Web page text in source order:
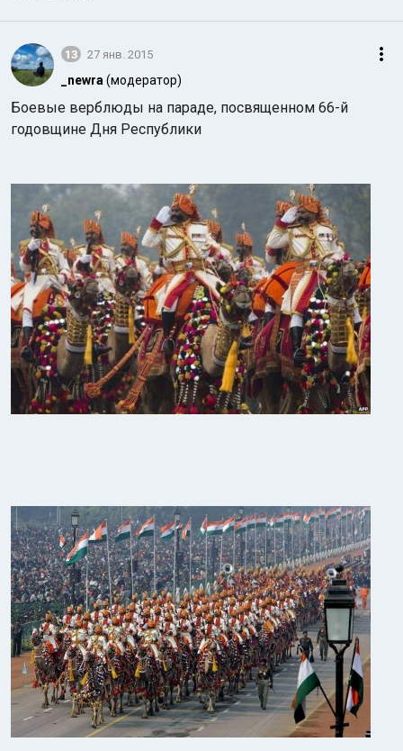
13 27 янв. 2015
_newra (модератор)
Боевые верблюды на параде, посвященном 66-й
годовщине Дня Республики